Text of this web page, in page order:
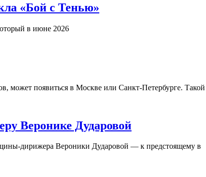
«Бой с Тенью»
в июне 2026
может появиться в Москве или Санкт-Петербурге. Такой
Веронике Дударовой
дирижера Вероники Дударовой — к предстоящему в